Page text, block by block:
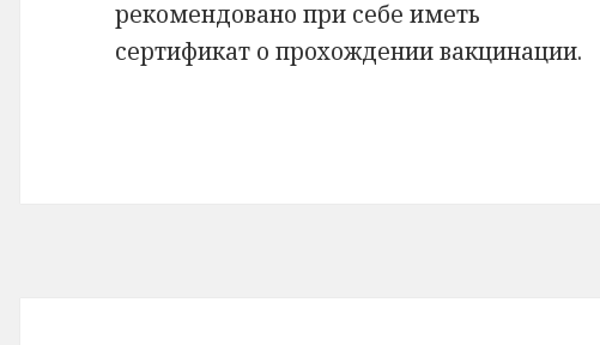
рекомендовано при себе иметь
сертификат о прохождении вакцинации.